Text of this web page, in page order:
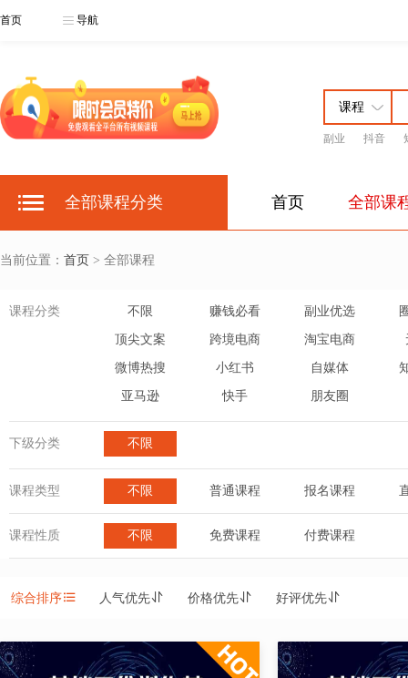
首页 导航
副业 抖音
全部课程分类 首页 全部课
当前位置： 首页 > 全部课程
课程分类 不限 赚钱必看 副业优选
顶尖文案 跨境电商 淘宝电商
微博热搜 小红书 自媒体
亚马逊 快手 朋友圈
下级分类 不限
课程类型 不限 普通课程 报名课程
课程性质 不限 免费课程 付费课程
综合排序 人气优先 价格优先 好评优先